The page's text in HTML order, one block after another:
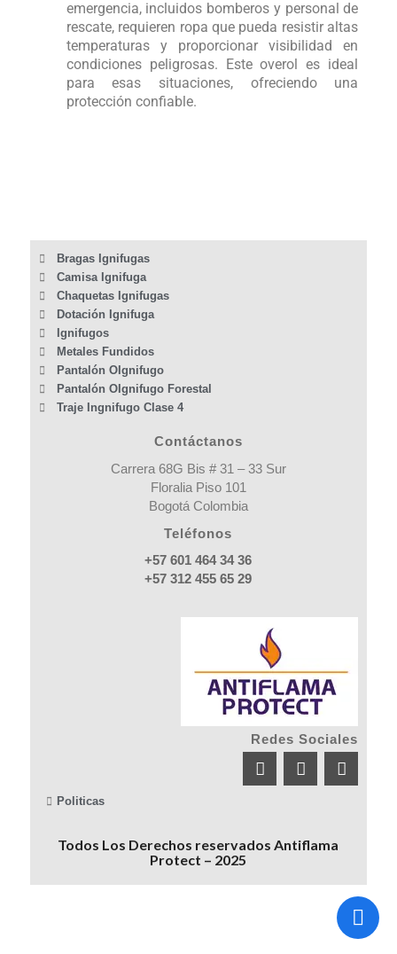
emergencia, incluidos bomberos y personal de
rescate, requieren ropa que pueda resistir altas
temperaturas y proporcionar visibilidad en
condiciones peligrosas. Este overol es ideal
para esas situaciones, ofreciendo una
protección confiable.
Bragas Ignifugas
Camisa Ignifuga
Chaquetas Ignifugas
Dotación Ignifuga
Ignifugos
Metales Fundidos
Pantalón OIgnifugo
Pantalón OIgnifugo Forestal
Traje Ingnifugo Clase 4
Contáctanos
Carrera 68G Bis # 31 – 33 Sur
Floralia Piso 101
Bogotá Colombia
Teléfonos
+57 601 464 34 36
+57 312 455 65 29
Redes Sociales
Politicas
Todos Los Derechos reservados Antiflama
Protect – 2025